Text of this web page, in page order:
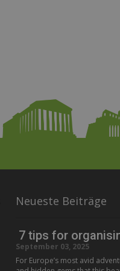
Neueste Beiträge
7 tips for
September 03, 2025
For Europe’s most avid